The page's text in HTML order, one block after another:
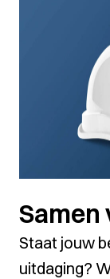
Samen
Staat jouw
uitdaging?